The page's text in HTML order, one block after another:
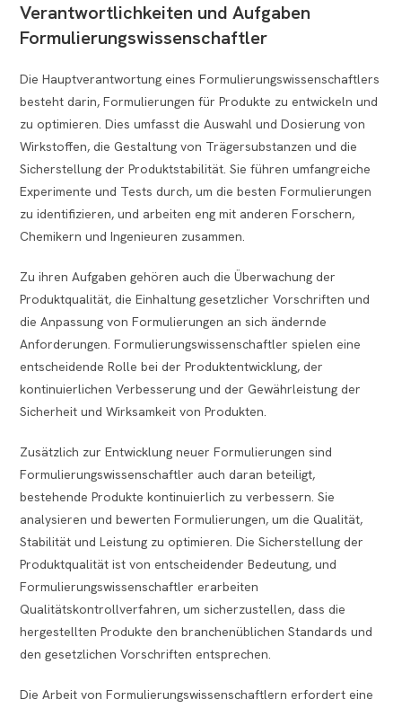
Verantwortlichkeiten und Aufgaben
Formulierungswissenschaftler
Die Hauptverantwortung eines Formulierungswissenschaftlers
besteht darin, Formulierungen für Produkte zu entwickeln und
zu optimieren. Dies umfasst die Auswahl und Dosierung von
Wirkstoffen, die Gestaltung von Trägersubstanzen und die
Sicherstellung der Produktstabilität. Sie führen umfangreiche
Experimente und Tests durch, um die besten Formulierungen
zu identifizieren, und arbeiten eng mit anderen Forschern,
Chemikern und Ingenieuren zusammen.
Zu ihren Aufgaben gehören auch die Überwachung der
Produktqualität, die Einhaltung gesetzlicher Vorschriften und
die Anpassung von Formulierungen an sich ändernde
Anforderungen. Formulierungswissenschaftler spielen eine
entscheidende Rolle bei der Produktentwicklung, der
kontinuierlichen Verbesserung und der Gewährleistung der
Sicherheit und Wirksamkeit von Produkten.
Zusätzlich zur Entwicklung neuer Formulierungen sind
Formulierungswissenschaftler auch daran beteiligt,
bestehende Produkte kontinuierlich zu verbessern. Sie
analysieren und bewerten Formulierungen, um die Qualität,
Stabilität und Leistung zu optimieren. Die Sicherstellung der
Produktqualität ist von entscheidender Bedeutung, und
Formulierungswissenschaftler erarbeiten
Qualitätskontrollverfahren, um sicherzustellen, dass die
hergestellten Produkte den branchenüblichen Standards und
den gesetzlichen Vorschriften entsprechen.
Die Arbeit von Formulierungswissenschaftlern erfordert eine